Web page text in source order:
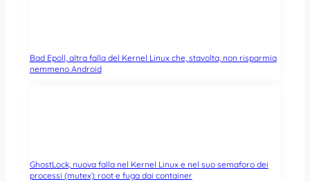
Bad Epoll, altra falla del Kernel Linux che, stavolta, non risparmia
nemmeno Android
GhostLock, nuova falla nel Kernel Linux e nel suo semaforo dei
processi (mutex): root e fuga dai container